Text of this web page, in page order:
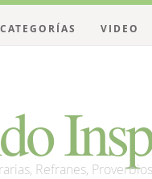
Refranes,
CATEGORÍAS VIDEO